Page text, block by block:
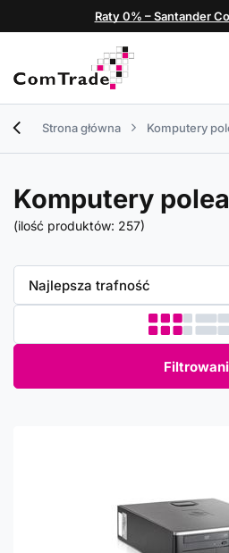
Raty 0% – Santander
Strona główna Komputery
Komputery
(ilość produktów: 257)
Zmień sortowanie
Najlepsza trafność